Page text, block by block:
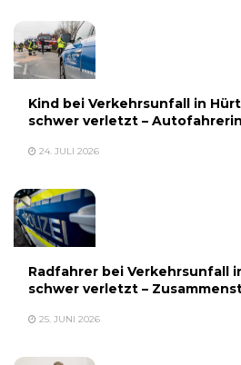
Kind bei Verkehrsunfall in
schwer verletzt –
24. JULI 2026
Radfahrer bei Verkehrsunfall
schwer verletzt –
25. JUNI 2026